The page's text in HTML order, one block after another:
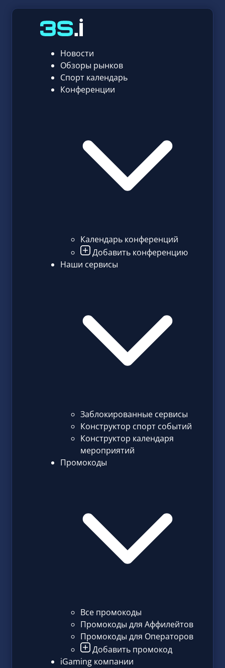
Новости
Обзоры рынков
Спорт календарь
Конференции
Календарь конференций
Добавить конференцию
Наши сервисы
Заблокированные сервисы
Конструктор спорт событий
Конструктор календаря
мероприятий
Промокоды
Все промокоды
Промокоды для Аффилейтов
Промокоды для Операторов
Добавить промокод
iGaming компании